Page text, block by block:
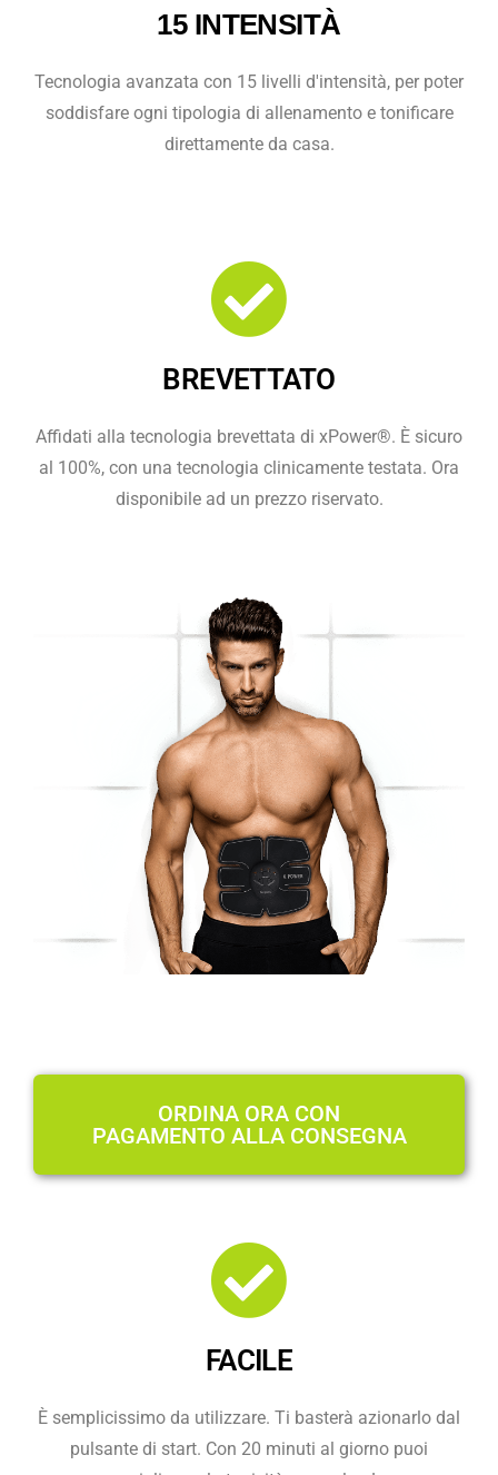
15 INTENSITÀ
Tecnologia avanzata con 15 livelli d'intensità, per poter
soddisfare ogni tipologia di allenamento e tonificare
direttamente da casa.
BREVETTATO
Affidati alla tecnologia brevettata di xPower®. È sicuro
al 100%, con una tecnologia clinicamente testata. Ora
disponibile ad un prezzo riservato.
ORDINA ORA CON
PAGAMENTO ALLA CONSEGNA
FACILE
È semplicissimo da utilizzare. Ti basterà azionarlo dal
pulsante di start. Con 20 minuti al giorno puoi